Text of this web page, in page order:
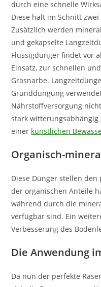
durch eine schnelle
Diese hält im Schnitt
Zusätzlich werden
und gekapselte
Flüssigdünger findet vor
Einsatz, zur schnellen
Grasnarbe.
Grunddüngung
Nährstoffversorgung
stark
einer künstlichen
Organisch-
Diese Dünger stellen
der organischen Anteile
während durch die
verfügbar sind. Ein
Verbesserung des
Die Anwendung
Da nun der perfekte